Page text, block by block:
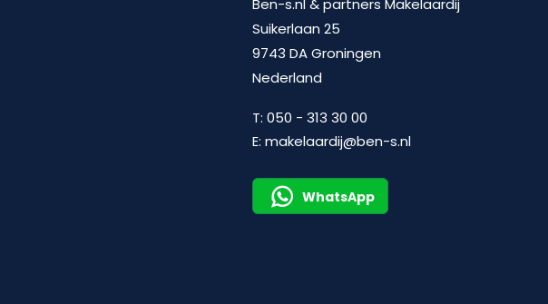
Ben-s.nl & partners Makelaardij
Suikerlaan 25
9743 DA Groningen
Nederland
T:050 - 313 30 00
E:makelaardij@ben-s.nl
WhatsApp